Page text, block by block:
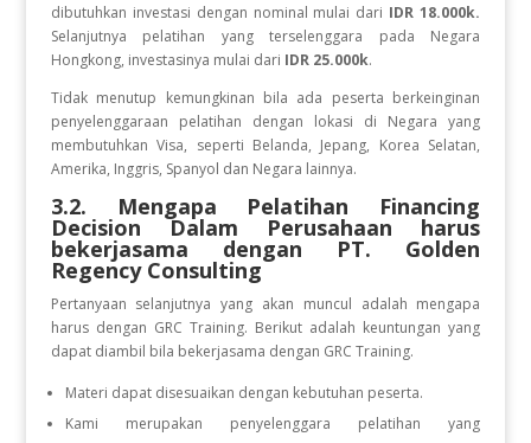
dibutuhkan investasi dengan nominal mulai dari IDR 18.000k.
Selanjutnya pelatihan yang terselenggara pada Negara
Hongkong, investasinya mulai dari IDR 25.000k.
Tidak menutup kemungkinan bila ada peserta berkeinginan
penyelenggaraan pelatihan dengan lokasi di Negara yang
membutuhkan Visa, seperti Belanda, Jepang, Korea Selatan,
Amerika, Inggris, Spanyol dan Negara lainnya.
3.2. Mengapa Pelatihan Financing
Decision Dalam Perusahaan harus
bekerjasama dengan PT. Golden
Regency Consulting
Pertanyaan selanjutnya yang akan muncul adalah mengapa
harus dengan GRC Training. Berikut adalah keuntungan yang
dapat diambil bila bekerjasama dengan GRC Training.
Materi dapat disesuaikan dengan kebutuhan peserta.
Kami merupakan penyelenggara pelatihan yang